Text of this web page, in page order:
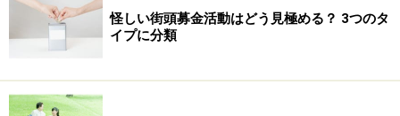
「それって、NPOのボランティア活動とは違うの？」
怪しい街頭募金活動はどう見極める？ 3つのタ
イプに分類